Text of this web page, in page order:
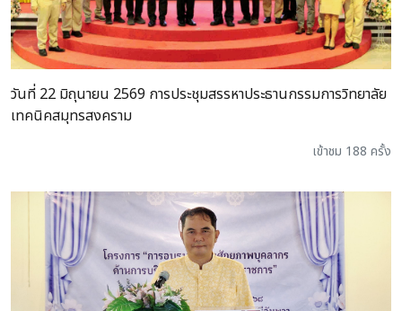
วันที่ 22 มิถุนายน 2569 การประชุมสรรหาประธานกรรมการวิทยาลัย
เทคนิคสมุทรสงคราม
เข้าชม 188 ครั้ง